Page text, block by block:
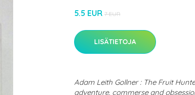
5.5 EUR 7 EUR
LISÄTIETOJA
Adam Leith Gollner : The Fruit
adventure, commerse and